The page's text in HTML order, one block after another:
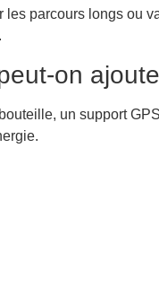
parcours longs ou
on
un support